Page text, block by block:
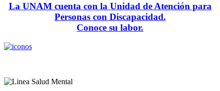
La UNAM cuenta con la Unidad de Atención para
Personas con Discapacidad.
Conoce su labor.